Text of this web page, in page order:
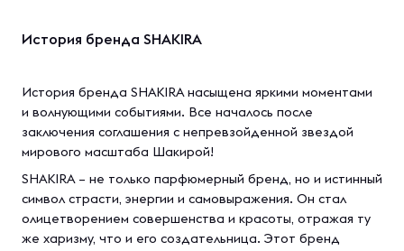
История бренда SHAKIRA
История бренда SHAKIRA насыщена яркими моментами
и волнующими событиями. Все началось после
заключения соглашения с непревзойденной звездой
мирового масштаба Шакирой!
SHAKIRA – не только парфюмерный бренд, но и истинный
символ страсти, энергии и самовыражения. Он стал
олицетворением совершенства и красоты, отражая ту
же харизму, что и его создательница. Этот бренд